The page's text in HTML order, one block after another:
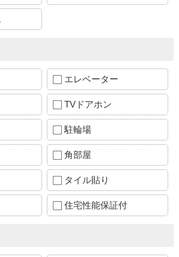
エレベーター
TVドアホン
駐輪場
角部屋
タイル貼り
住宅性能保証付